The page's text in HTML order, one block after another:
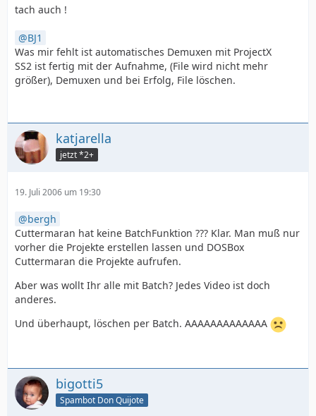
tach auch !
BJ1
Was mir fehlt ist automatisches Demuxen mit ProjectX
SS2 ist fertig mit der Aufnahme, (File wird nicht mehr
größer), Demuxen und bei Erfolg, File löschen.
katjarella
jetzt *2+
19. Juli 2006 um 19:30
bergh
Cuttermaran hat keine BatchFunktion ??? Klar. Man muß nur
vorher die Projekte erstellen lassen und DOSBox
Cuttermaran die Projekte aufrufen.
Aber was wollt Ihr alle mit Batch? Jedes Video ist doch
anderes.
Und überhaupt, löschen per Batch. AAAAAAAAAAAAA
bigotti5
Spambot Don Quijote